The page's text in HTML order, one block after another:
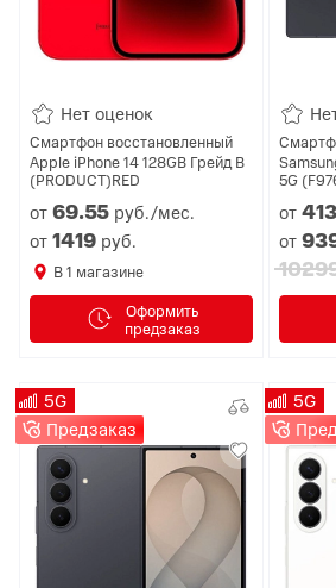
Нет оценок
Смартфон восстановленный
Apple iPhone 14 128GB Грейд B
(PRODUCT)RED
от69.55 руб./мес.
от1419 руб.
В1 магазине
Оформить
предзаказ
5G
от413
от
5G
Предзаказ
5G